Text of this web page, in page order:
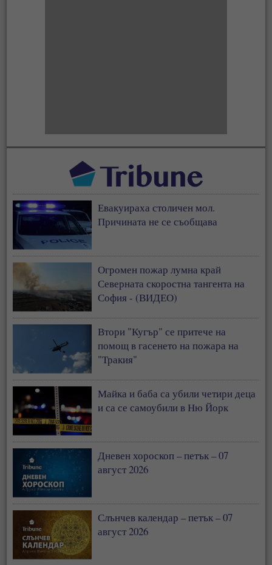
Евакуираха столичен мол.
Причината не се съобщава
Огромен пожар лумна край
Северната скоростна тангента на
София - (ВИДЕО)
Втори "Кугър" се притече на
помощ в гасенето на пожара на
"Тракия"
Майка и баба са убили четири деца
и са се самоубили в Ню Йорк
Дневен хороскоп – петък – 07
август 2026
Слънчев календар – петък – 07
август 2026